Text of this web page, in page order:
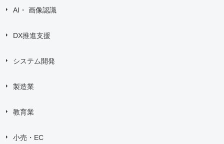
AI・ 画像認識
DX推進支援
システム開発
製造業
教育業
小売・EC